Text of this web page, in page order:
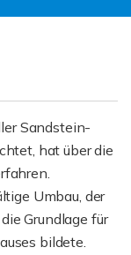
Sandstein-
hat über die
Umbau, der
Grundlage für
bildete.